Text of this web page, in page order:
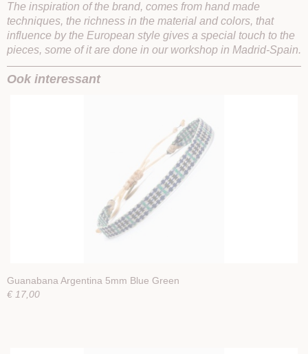
The inspiration of the brand, comes from hand made
techniques, the richness in the material and colors, that
influence by the European style gives a special touch to the
pieces, some of it are done in our workshop in Madrid-Spain.
Ook interessant
Guanabana Argentina 5mm Blue Green
€ 17,00